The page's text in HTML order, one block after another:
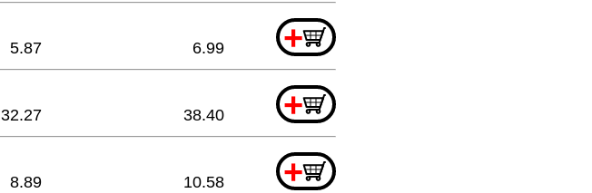
+
5.87 6.99
+
32.27 38.40
+
8.89 10.58